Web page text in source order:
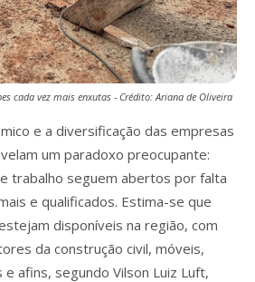
cada vez mais enxutas - Crédito: Ariana de Oliveira
e a diversificação das empresas
um paradoxo preocupante:
trabalho seguem abertos por falta
e qualificados. Estima-se que
disponíveis na região, com
da construção civil, móveis,
afins, segundo Vilson Luiz Luft,